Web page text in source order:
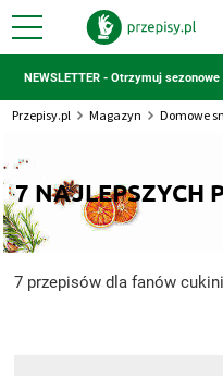
NEWSLETTER - Otrzymuj
Przepisy.pl Magazyn Domowe
7 NAJLEPSZYCH
7 przepisów dla fanów